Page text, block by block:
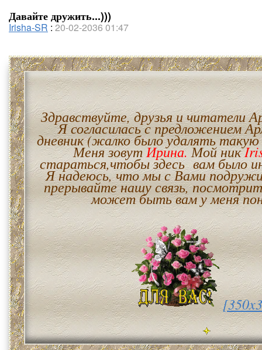
Давайте дружить...)))
Irisha-SR : 20-02-2036 01:47
Здравствуйте, друзья и читатели
Я согласилась с предложением
дневник (жалко было удалять
Меня зовутИрина.Мой ник
стараться,чтобы здесь вам было
Я надеюсь, что мы с Вами
прерывайте нашу связь,
может быть вам у меня